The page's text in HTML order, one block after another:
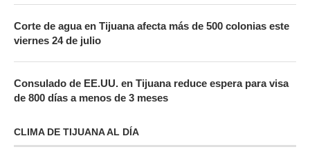
Corte de agua en Tijuana afecta más de 500 colonias este
viernes 24 de julio
Consulado de EE.UU. en Tijuana reduce espera para visa
de 800 días a menos de 3 meses
CLIMA DE TIJUANA AL DÍA